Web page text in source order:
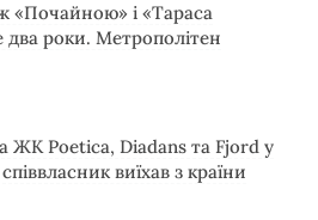
«Почайною» і «Тараса
роки. Метрополітен
ЖК Poetica, Diadans та Fjord у
виїхав з країни